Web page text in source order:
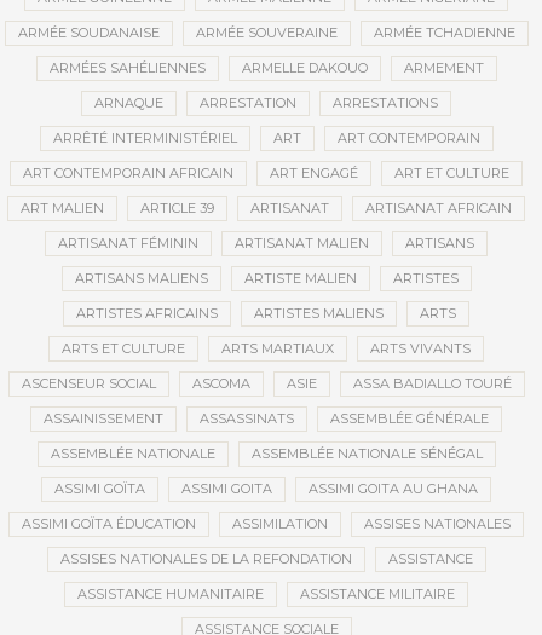
ARMÉE SOUDANAISE ARMÉE SOUVERAINE ARMÉE TCHADIENNE
ARMÉES SAHÉLIENNES ARMELLE DAKOUO ARMEMENT
ARNAQUE ARRESTATION ARRESTATIONS
ARRÊTÉ INTERMINISTÉRIEL ART ART CONTEMPORAIN
ART CONTEMPORAIN AFRICAIN ART ENGAGÉ ART ET CULTURE
ART MALIEN ARTICLE 39 ARTISANAT ARTISANAT AFRICAIN
ARTISANAT FÉMININ ARTISANAT MALIEN ARTISANS
ARTISANS MALIENS ARTISTE MALIEN ARTISTES
ARTISTES AFRICAINS ARTISTES MALIENS ARTS
ARTS ET CULTURE ARTS MARTIAUX ARTS VIVANTS
ASCENSEUR SOCIAL ASCOMA ASIE ASSA BADIALLO TOURÉ
ASSAINISSEMENT ASSASSINATS ASSEMBLÉE GÉNÉRALE
ASSEMBLÉE NATIONALE ASSEMBLÉE NATIONALE SÉNÉGAL
ASSIMI GOÏTA ASSIMI GOITA ASSIMI GOITA AU GHANA
ASSIMI GOÏTA ÉDUCATION ASSIMILATION ASSISES NATIONALES
ASSISES NATIONALES DE LA REFONDATION ASSISTANCE
ASSISTANCE HUMANITAIRE ASSISTANCE MILITAIRE
ASSISTANCE SOCIALE